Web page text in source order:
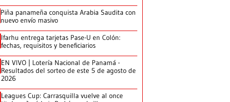
Piña panameña conquista Arabia Saudita con
nuevo envío masivo
Ifarhu entrega tarjetas Pase-U en Colón:
fechas, requisitos y beneficiarios
EN VIVO | Lotería Nacional de Panamá -
Resultados del sorteo de este 5 de agosto de
2026
Leagues Cup: Carrasquilla vuelve al once